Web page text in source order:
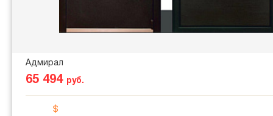
Адмирал
65 494 руб.